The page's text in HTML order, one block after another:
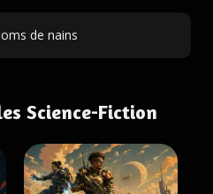
de nains
Science-Fiction